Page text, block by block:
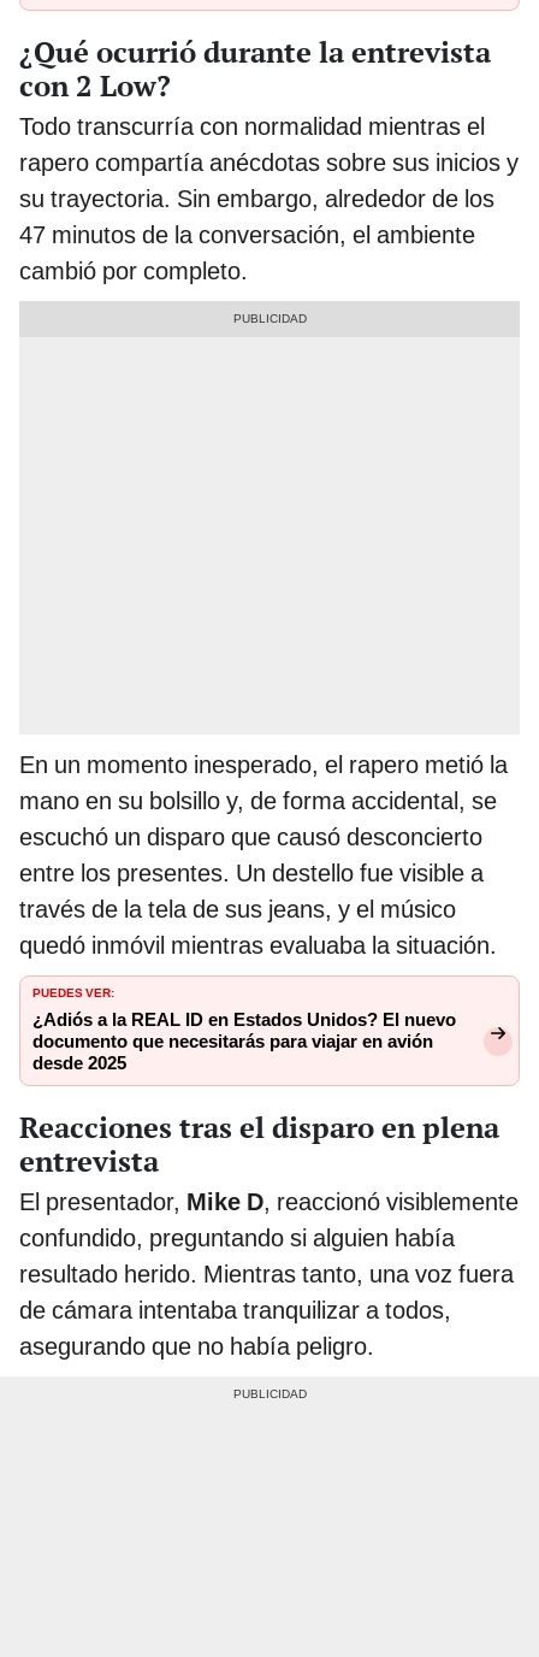
¿Qué ocurrió durante la entrevista
con 2 Low?
Todo transcurría con normalidad mientras el
rapero compartía anécdotas sobre sus inicios y
su trayectoria. Sin embargo, alrededor de los
47 minutos de la conversación, el ambiente
cambió por completo.
En un momento inesperado, el rapero metió la
mano en su bolsillo y, de forma accidental, se
escuchó un disparo que causó desconcierto
entre los presentes. Un destello fue visible a
través de la tela de sus jeans, y el músico
quedó inmóvil mientras evaluaba la situación.
PUEDES VER:
¿Adiós a la REAL ID en Estados Unidos? El nuevo
documento que necesitarás para viajar en avión
desde 2025
Reacciones tras el disparo en plena
entrevista
El presentador, Mike D, reaccionó visiblemente
confundido, preguntando si alguien había
resultado herido. Mientras tanto, una voz fuera
de cámara intentaba tranquilizar a todos,
asegurando que no había peligro.